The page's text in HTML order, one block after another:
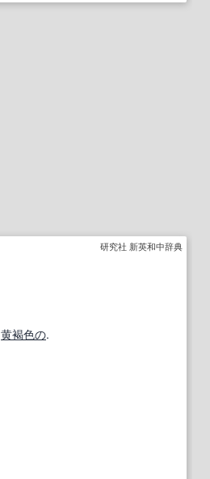
研究社 新英和中辞典
黄褐色の.